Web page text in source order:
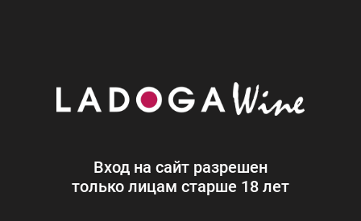
Вход на сайт разрешен
только лицам старше 18 лет
Прочие напитки
Сортировка